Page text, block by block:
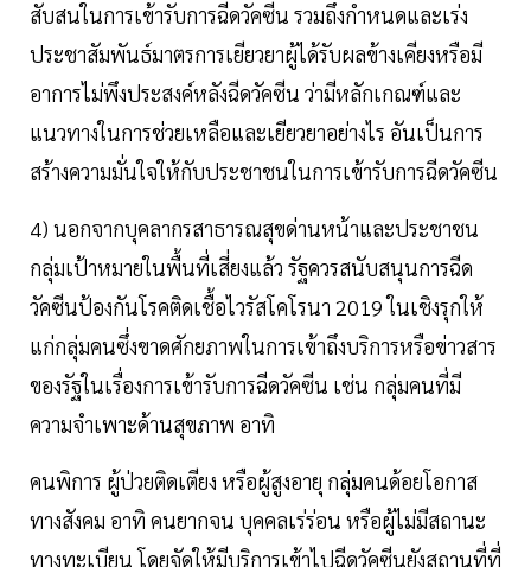
สับสนในการเข้ารับการฉีดวัคซีน รวมถึงกำหนดและเร่ง
ประชาสัมพันธ์มาตรการเยียวยาผู้ได้รับผลข้างเคียงหรือมี
อาการไม่พึงประสงค์หลังฉีดวัคซีน ว่ามีหลักเกณฑ์และ
แนวทางในการช่วยเหลือและเยียวยาอย่างไร อันเป็นการ
สร้างความมั่นใจให้กับประชาชนในการเข้ารับการฉีดวัคซีน
4) นอกจากบุคลากรสาธารณสุขด่านหน้าและประชาชน
กลุ่มเป้าหมายในพื้นที่เสี่ยงแล้ว รัฐควรสนับสนุนการฉีด
วัคซีนป้องกันโรคติดเชื้อไวรัสโคโรนา 2019 ในเชิงรุกให้
แก่กลุ่มคนซึ่งขาดศักยภาพในการเข้าถึงบริการหรือข่าวสาร
ของรัฐในเรื่องการเข้ารับการฉีดวัคซีน เช่น กลุ่มคนที่มี
ความจำเพาะด้านสุขภาพ อาทิ
คนพิการ ผู้ป่วยติดเตียง หรือผู้สูงอายุ กลุ่มคนด้อยโอกาส
ทางสังคม อาทิ คนยากจน บุคคลเร่ร่อน หรือผู้ไม่มีสถานะ
ทางทะเบียน โดยจัดให้มีบริการเข้าไปฉีดวัคซีนยังสถานที่ที่